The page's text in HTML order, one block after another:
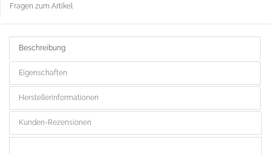
Fragen zum Artikel
Beschreibung
Eigenschaften
Herstellerinformationen
Kunden-Rezensionen